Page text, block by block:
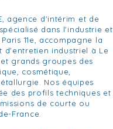
agence d'intérim et de
dans l'industrie et
11e, accompagne la
d'entretien industriel à Le
et grands groupes des
cosmétique,
Nos équipes
des profils techniques et
de courte ou
France.